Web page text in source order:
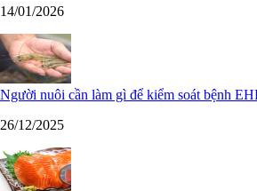
14/01/2026
Người nuôi cần làm gì để kiểm soát bệnh
26/12/2025